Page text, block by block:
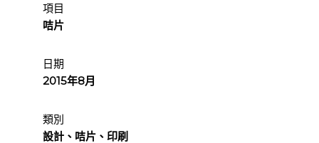
項目
咭片
日期
2015年8月
類別
設計、咭片、印刷